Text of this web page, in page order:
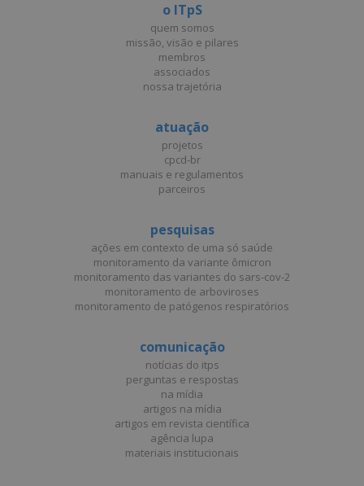
o ITpS
quem somos
missão, visão e pilares
membros
associados
nossa trajetória
atuação
projetos
cpcd-br
manuais e regulamentos
parceiros
pesquisas
ações em contexto de uma só saúde
monitoramento da variante ômicron
monitoramento das variantes do sars-cov-2
monitoramento de arboviroses
monitoramento de patógenos respiratórios
comunicação
notícias do itps
perguntas e respostas
na mídia
artigos na mídia
artigos em revista científica
agência lupa
materiais institucionais